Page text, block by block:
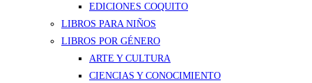
EDICIONES COQUITO
LIBROS PARA NIÑOS
LIBROS POR GÉNERO
ARTE Y CULTURA
CIENCIAS Y CONOCIMIENTO